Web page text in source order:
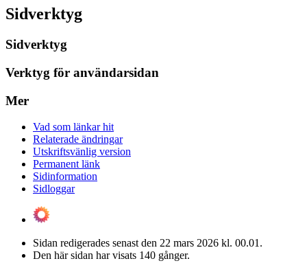
Sidverktyg
Sidverktyg
Verktyg för användarsidan
Mer
Vad som länkar hit
Relaterade ändringar
Utskriftsvänlig version
Permanent länk
Sidinformation
Sidloggar
Sidan redigerades senast den 22 mars 2026 kl. 00.01.
Den här sidan har visats 140 gånger.